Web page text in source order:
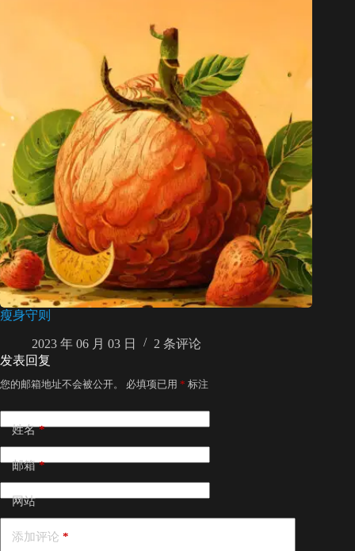
瘦身守则
2023 年 06 月 03 日
2 条评论
发表回复
您的邮箱地址不会被公开。 必填项已用 * 标注
姓名*
邮箱*
网站
添加评论 *